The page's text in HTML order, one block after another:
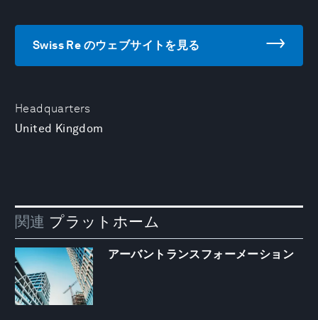
Headquarters
United Kingdom
Swiss Re のウェブサイトを見る
関連 プラットホーム
アーバントランスフォーメーション